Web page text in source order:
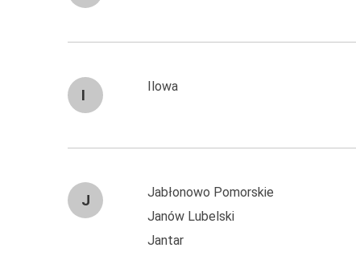
I
Ilowa
J
Jabłonowo Pomorskie
Janów Lubelski
Jantar